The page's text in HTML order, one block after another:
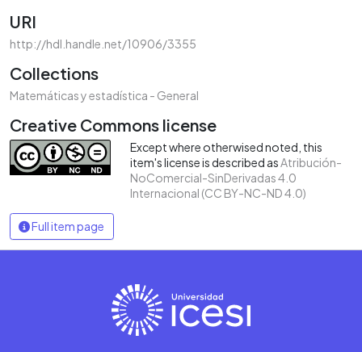
URI
http://hdl.handle.net/10906/3355
Collections
Matemáticas y estadística - General
Creative Commons license
Except where otherwised noted, this
item's license is described asAtribución-
NoComercial-SinDerivadas 4.0
Internacional (CC BY-NC-ND 4.0)
Full item page